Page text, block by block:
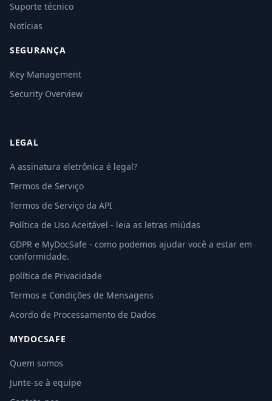
Suporte técnico
Notícias
SEGURANÇA
Key Management
Security Overview
LEGAL
A assinatura eletrônica é legal?
Termos de Serviço
Termos de Serviço da API
Política de Uso Aceitável - leia as letras miúdas
GDPR e MyDocSafe - como podemos ajudar você a estar em
conformidade.
política de Privacidade
Termos e Condições de Mensagens
Acordo de Processamento de Dados
MYDOCSAFE
Quem somos
Junte-se à equipe